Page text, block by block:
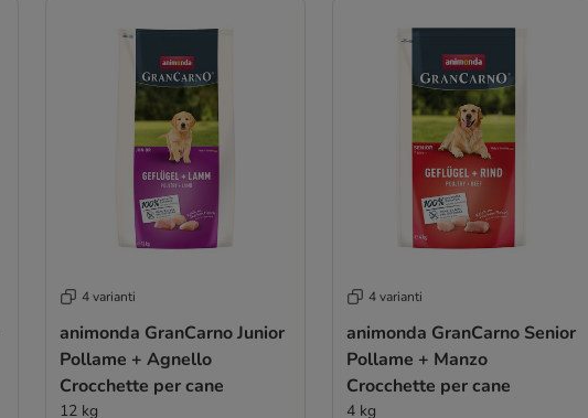
4 varianti
animonda GranCarno Junior
Pollame + Agnello
Crocchette per cane
12 kg
4 varianti
animonda GranCarno Senior
Pollame + Manzo
Crocchette per cane
4 kg